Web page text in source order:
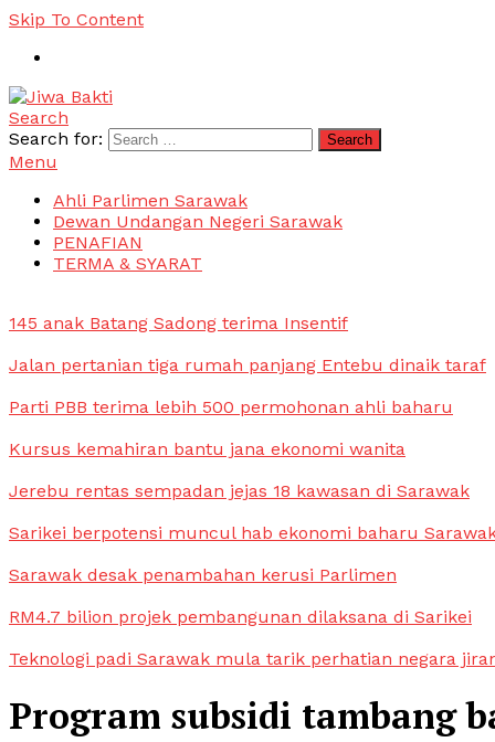
Skip To Content
Jiwa Bakti
Suara PBB Sarawak
Search
Search for:
Menu
Ahli Parlimen Sarawak
Dewan Undangan Negeri Sarawak
PENAFIAN
TERMA & SYARAT
145 anak Batang Sadong terima Insentif
Jalan pertanian tiga rumah panjang Entebu dinaik taraf
Parti PBB terima lebih 500 permohonan ahli baharu
Kursus kemahiran bantu jana ekonomi wanita
Jerebu rentas sempadan jejas 18 kawasan di Sarawak
Sarikei berpotensi muncul hab ekonomi baharu
Sarawak desak penambahan kerusi Parlimen
RM4.7 bilion projek pembangunan dilaksana di Sarikei
Teknologi padi Sarawak mula tarik perhatian negara
Program subsidi tambang